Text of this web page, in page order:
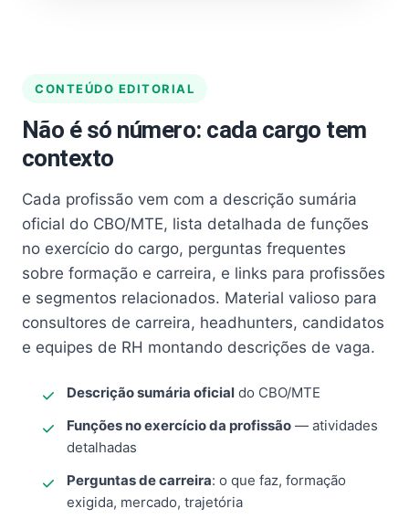
CONTEÚDO EDITORIAL
Não é só número: cada cargo tem
contexto
Cada profissão vem com a descrição sumária
oficial do CBO/MTE, lista detalhada de funções
no exercício do cargo, perguntas frequentes
sobre formação e carreira, e links para profissões
e segmentos relacionados. Material valioso para
consultores de carreira, headhunters, candidatos
e equipes de RH montando descrições de vaga.
Descrição sumária oficial do CBO/MTE
Funções no exercício da profissão — atividades
detalhadas
Perguntas de carreira: o que faz, formação
exigida, mercado, trajetória